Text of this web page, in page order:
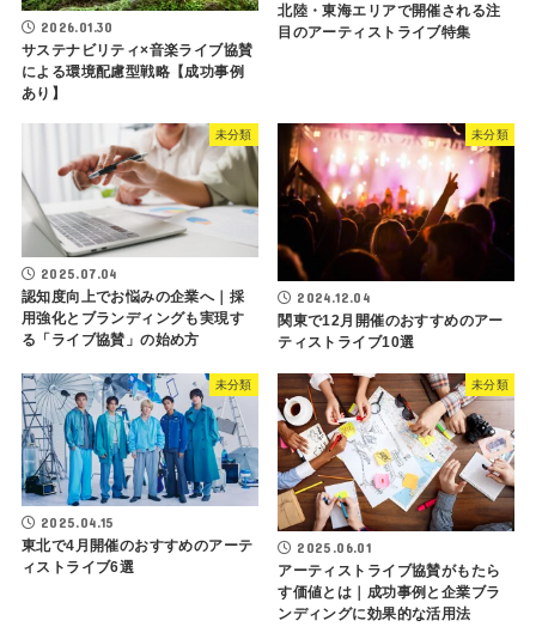
2026.01.30
サステナビリティ×音楽ライブ協賛
による環境配慮型戦略【成功事例
あり】
北陸・東海エリアで開催される注
目のアーティストライブ特集
未分類
2025.07.04
認知度向上でお悩みの企業へ｜採
用強化とブランディングも実現す
る「ライブ協賛」の始め方
未分類
2024.12.04
関東で12月開催のおすすめのアー
ティストライブ10選
未分類
2025.04.15
東北で4月開催のおすすめのアーテ
ィストライブ6選
未分類
2025.06.01
アーティストライブ協賛がもたら
す価値とは｜成功事例と企業ブラ
ンディングに効果的な活用法